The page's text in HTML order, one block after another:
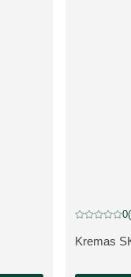
APIE
Kremas
Dabartinis0